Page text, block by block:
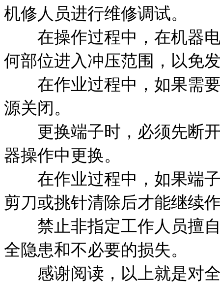
机修人员进行维修调试。
在操作过程中，在机器电
何部位进入冲压范围，以免
在作业过程中，如果需要
源关闭。
更换端子时，必须先断开
器操作中更换。
在作业过程中，如果端子
剪刀或挑针清除后才能继续
禁止非指定工作人员擅自
全隐患和不必要的损失。
感谢阅读，以上就是对全